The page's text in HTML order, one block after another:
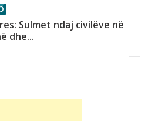
Sulmet ndaj civilëve në
dhe...